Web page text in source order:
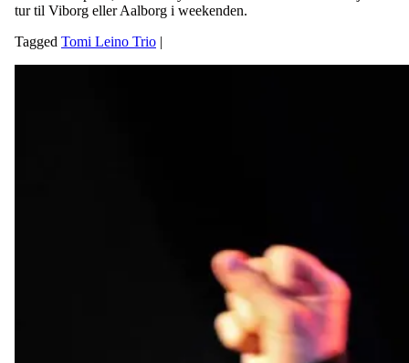
tur til Viborg eller Aalborg i weekenden.
Tagged Tomi Leino Trio |